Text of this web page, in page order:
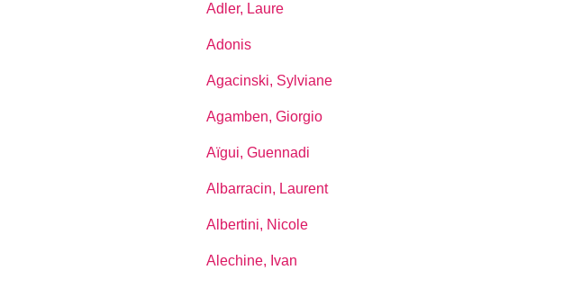
Adler, Laure
Adonis
Agacinski, Sylviane
Agamben, Giorgio
Aïgui, Guennadi
Albarracin, Laurent
Albertini, Nicole
Alechine, Ivan